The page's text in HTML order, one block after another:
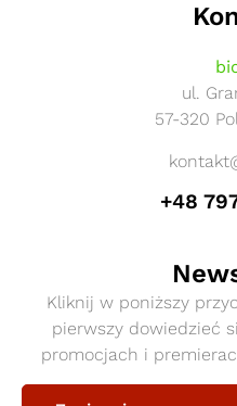
ul.
57-320
+48
Kliknij w poniższy
pierwszy dowiedzieć
promocjach i